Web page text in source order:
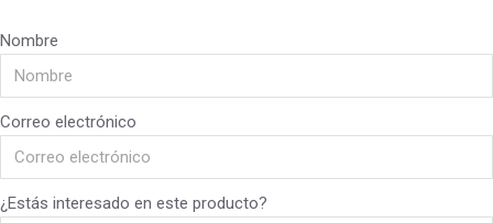
Nombre
Correo electrónico
¿Estás interesado en este producto?